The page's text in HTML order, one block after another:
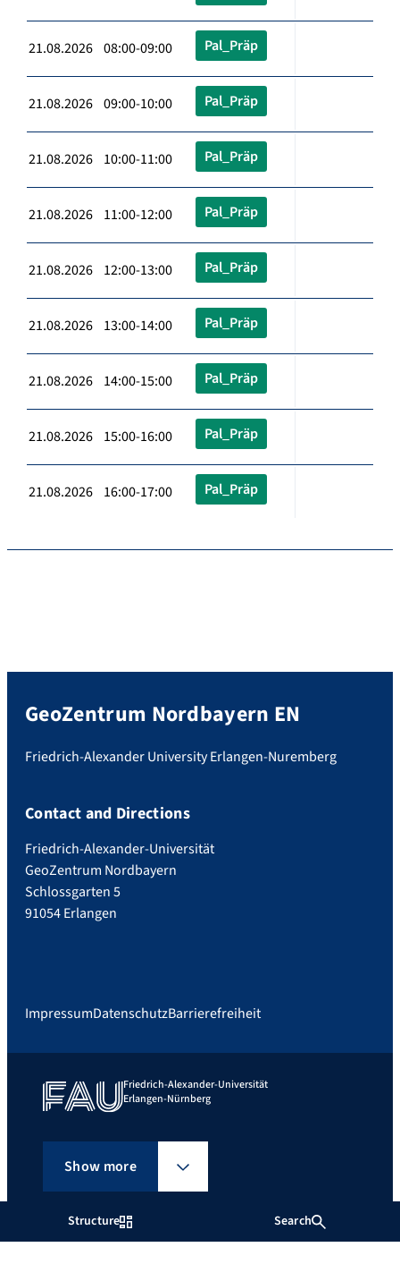
Structure Search
21.08.2026 08:00-09:00 Pal_Präp
21.08.2026 09:00-10:00 Pal_Präp
21.08.2026 10:00-11:00 Pal_Präp
21.08.2026 11:00-12:00 Pal_Präp
21.08.2026 12:00-13:00 Pal_Präp
21.08.2026 13:00-14:00 Pal_Präp
21.08.2026 14:00-15:00 Pal_Präp
21.08.2026 15:00-16:00 Pal_Präp
21.08.2026 16:00-17:00 Pal_Präp
GeoZentrum Nordbayern EN
Friedrich-Alexander University Erlangen-Nuremberg
Contact and Directions
Friedrich-Alexander-Universität
GeoZentrum Nordbayern
Schlossgarten 5
91054 Erlangen
ImpressumDatenschutzBarrierefreiheit
Friedrich-Alexander-Universität
Erlangen-Nürnberg
Show more